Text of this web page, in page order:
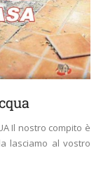
Il nostro compito è
lasciamo al vostro